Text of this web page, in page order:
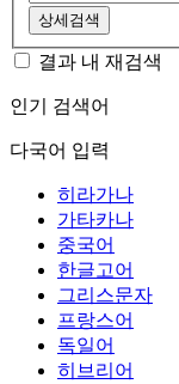
상세검색
결과 내 재검색
인기 검색어
다국어 입력
히라가나
가타카나
중국어
한글고어
그리스문자
프랑스어
독일어
히브리어